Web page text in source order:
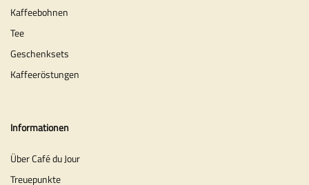
Kaffeebohnen
Tee
Geschenksets
Kaffeeröstungen
Informationen
Über Café du Jour
Treuepunkte